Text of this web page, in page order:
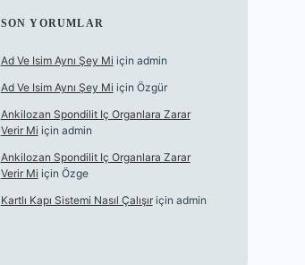
SON YORUMLAR
Ad Ve Isim Aynı Şey Mi için admin
Ad Ve Isim Aynı Şey Mi için Özgür
Ankilozan Spondilit Iç Organlara Zarar
Verir Mi için admin
Ankilozan Spondilit Iç Organlara Zarar
Verir Mi için Özge
Kartlı Kapı Sistemi Nasıl Çalışıriçin admin